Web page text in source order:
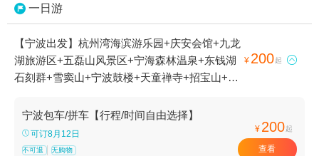
一日游
【宁波出发】杭州湾海滨游乐园+庆安会馆+九龙
湖旅游区+五磊山风景区+宁海森林温泉+东钱湖
石刻群+雪窦山+宁波鼓楼+天童禅寺+招宝山+宁
旅游区+丹山赤水+梅山岛+溪口-滕头旅游景区
+梁祝景区+宁波总工会旧址+四明山国家森林公
园+普陀山风景区+郑氏十七房+天童国家森林公
¥ 200起 
宁波包车/拼车【行程/时间自由选择】
可订8月12日
不可退 无购物
¥ 200起
查看